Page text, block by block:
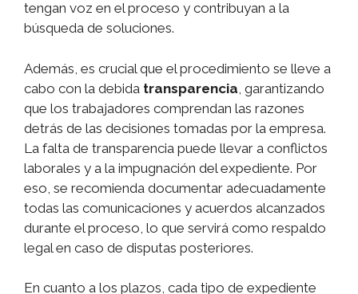
tengan voz en el proceso y contribuyan a la
búsqueda de soluciones.
Además, es crucial que el procedimiento se lleve a
cabo con la debida transparencia , garantizando
que los trabajadores comprendan las razones
detrás de las decisiones tomadas por la empresa.
La falta de transparencia puede llevar a conflictos
laborales y a la impugnación del expediente. Por
eso, se recomienda documentar adecuadamente
todas las comunicaciones y acuerdos alcanzados
durante el proceso, lo que servirá como respaldo
legal en caso de disputas posteriores.
En cuanto a los plazos, cada tipo de expediente